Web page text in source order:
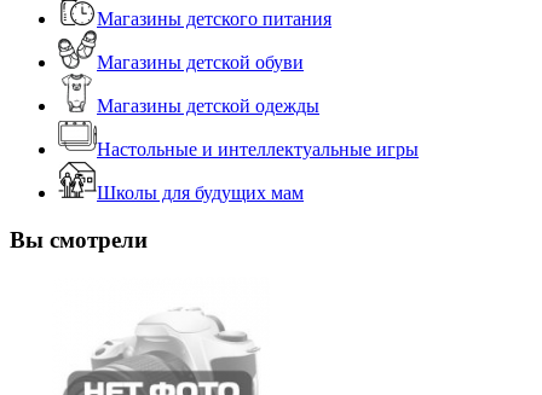
Магазины детского питания
Магазины детской обуви
Магазины детской одежды
Настольные и интеллектуальные игры
Школы для будущих мам
Вы смотрели